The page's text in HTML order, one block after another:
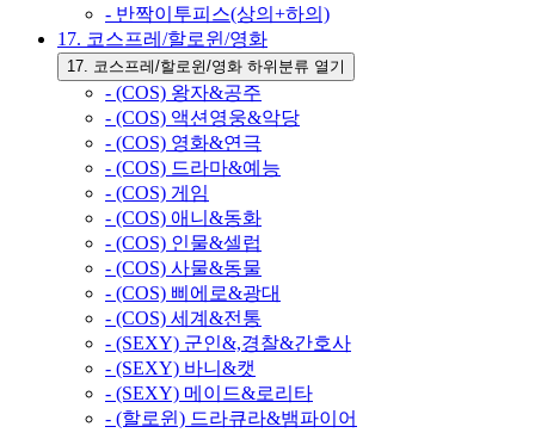
- 반짝이투피스(상의+하의)
17. 코스프레/할로윈/영화
17. 코스프레/할로윈/영화 하위분류 열기
- (COS) 왕자&공주
- (COS) 액션영웅&악당
- (COS) 영화&연극
- (COS) 드라마&예능
- (COS) 게임
- (COS) 애니&동화
- (COS) 인물&셀럽
- (COS) 사물&동물
- (COS) 삐에로&광대
- (COS) 세계&전통
- (SEXY) 군인&,경찰&간호사
- (SEXY) 바니&캣
- (SEXY) 메이드&로리타
- (할로윈) 드라큐라&뱀파이어